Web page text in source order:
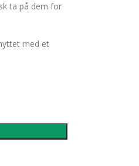
ta på dem for
med et